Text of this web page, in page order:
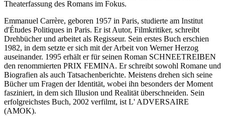
Theaterfassung des Romans im Fokus.
Emmanuel Carrère, geboren 1957 in Paris, studierte am Institut
d'Études Politiques in Paris. Er ist Autor, Filmkritiker, schreibt
Drehbücher und arbeitet als Regisseur. Sein erstes Buch erschien
1982, in dem setzte er sich mit der Arbeit von Werner Herzog
auseinander. 1995 erhält er für seinen Roman SCHNEETREIBEN
den renommierten PRIX FEMINA. Er schreibt sowohl Romane und
Biografien als auch Tatsachenberichte. Meistens drehen sich seine
Bücher um Fragen der Identität, wobei ihn besonders der Moment
fasziniert, in dem sich Illusion und Realität überschneiden. Sein
erfolgreichstes Buch, 2002 verfilmt, ist L' ADVERSAIRE
(AMOK).